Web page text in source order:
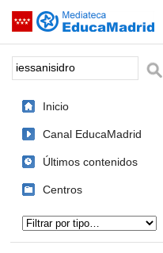
Saltar navegación
Palabra o frase:
Inicio
Canal EducaMadrid
Últimos contenidos
Centros